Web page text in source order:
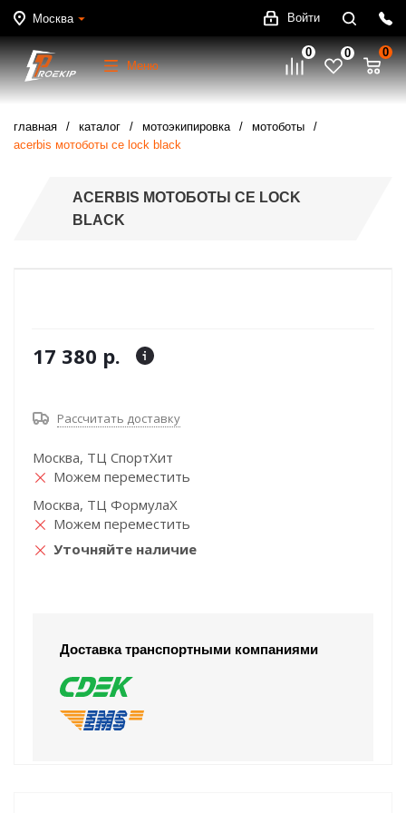
Москва Войти
Меню
0 0 0
главная каталог мотоэкипировка
мотоботы
acerbis мотоботы ce lock black
ACERBIS МОТОБОТЫ CE LOCK
BLACK
17 380 р.
Рассчитать доставку
Москва, ТЦ СпортХит
Можем переместить
Москва, ТЦ ФормулаХ
Можем переместить
Уточняйте наличие
Доставка транспортными компаниями